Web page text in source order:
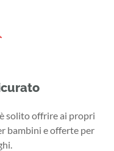
solito offrire ai propri
bambini e offerte per